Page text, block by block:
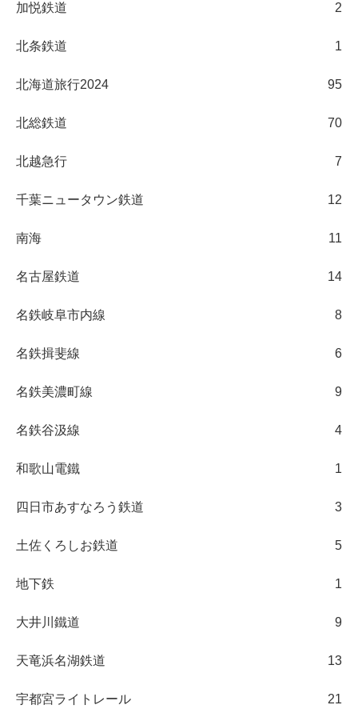
加悦鉄道 2
北条鉄道 1
北海道旅行2024 95
北総鉄道 70
北越急行 7
千葉ニュータウン鉄道 12
南海 11
名古屋鉄道 14
名鉄岐阜市内線 8
名鉄揖斐線 6
名鉄美濃町線 9
名鉄谷汲線 4
和歌山電鐵 1
四日市あすなろう鉄道 3
土佐くろしお鉄道 5
地下鉄 1
大井川鐵道 9
天竜浜名湖鉄道 13
宇都宮ライトレール 21